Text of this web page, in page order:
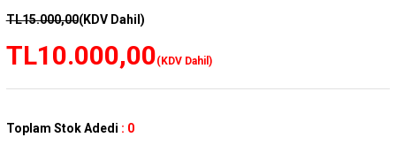
TL15.000,00(KDV Dahil)
TL10.000,00(KDV Dahil)
Toplam Stok Adedi : 0